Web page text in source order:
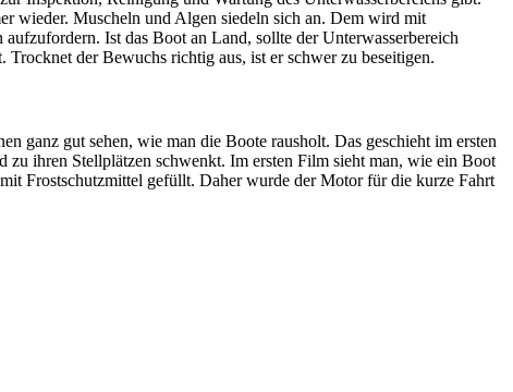
wieder. Muscheln und Algen siedeln sich an. Dem wird mit
Ist das Boot an Land, sollte der Unterwasserbereich
der Bewuchs richtig aus, ist er schwer zu beseitigen.
ganz gut sehen, wie man die Boote rausholt. Das geschieht im ersten
ihren Stellplätzen schwenkt. Im ersten Film sieht man, wie ein Boot
Frostschutzmittel gefüllt. Daher wurde der Motor für die kurze Fahrt